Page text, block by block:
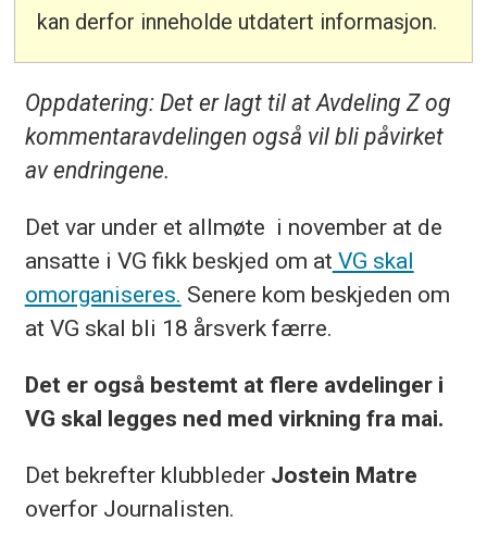
kan derfor inneholde utdatert informasjon.
Oppdatering: Det er lagt til at Avdeling Z og
kommentaravdelingen også vil bli påvirket
av endringene.
Det var under et allmøte i november at de
ansatte i VG fikk beskjed om at VG skal
omorganiseres. Senere kom beskjeden om
at VG skal bli 18 årsverk færre.
Det er også bestemt at flere avdelinger i
VG skal legges ned med virkning fra mai.
Det bekrefter klubbleder Jostein Matre
overfor Journalisten.